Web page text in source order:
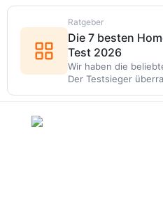
Ratgeber
Die 7 besten
Test 2026
Wir haben die
Der Testsieger